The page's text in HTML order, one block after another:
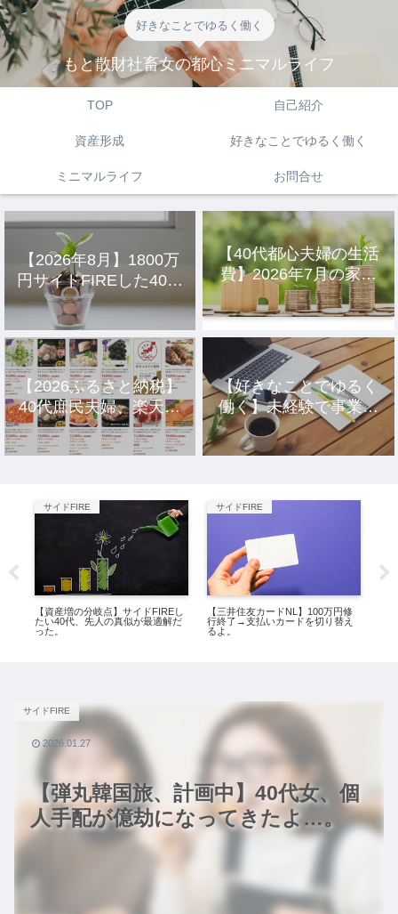
好きなことでゆるく働く
もと散財社畜女の都心ミニマルライフ
TOP 自己紹介
資産形成 好きなことでゆるく働く
ミニマルライフ お問合せ
【2026年8月】1800万
円サイドFIREした40代
主婦の投資結果公開
【40代都心夫婦の生活
費】2026年7月の家計
簿公開
【2026ふるさと納税】
40代庶民夫婦、楽天市
場のおすすめ返礼品10
選。
【好きなことでゆるく
働く】未経験で事業を
立ち上げ10年、元社畜
アラサー女の話。
サイドFIRE
【資産増の分岐点】サイドFIREし
たい40代、先人の真似が最適解だ
った。
サイドFIRE
【三井住友カードNL】100万円修
行終了→支払いカードを切り替え
るよ。
【弾丸韓国旅、計画中】40代女、個
人手配が億劫になってきたよ…。
サイドFIRE
2026.01.27